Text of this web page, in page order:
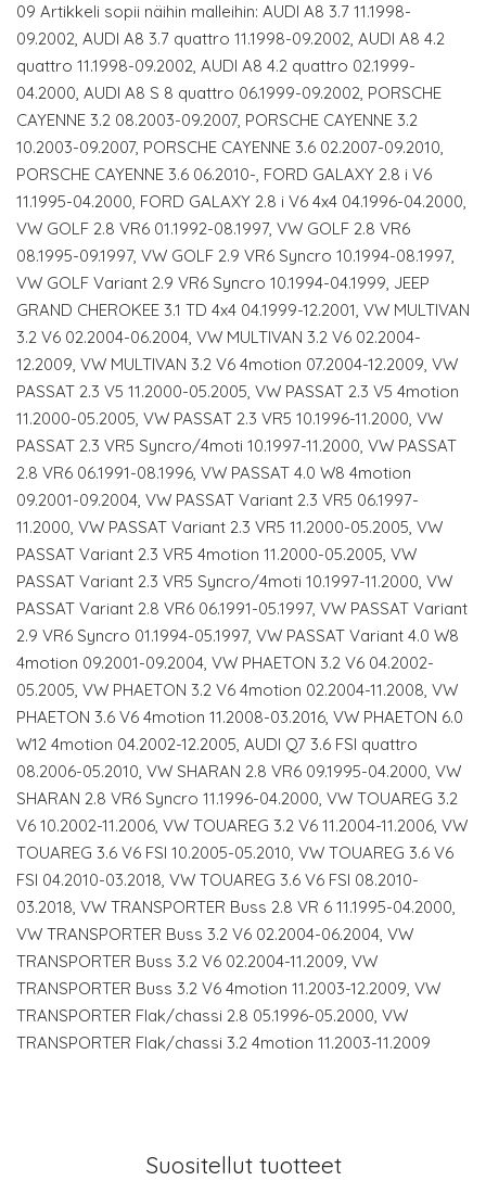
09 Artikkeli sopii näihin malleihin: AUDI A8 3.7 11.1998-
09.2002, AUDI A8 3.7 quattro 11.1998-09.2002, AUDI A8 4.2
quattro 11.1998-09.2002, AUDI A8 4.2 quattro 02.1999-
04.2000, AUDI A8 S 8 quattro 06.1999-09.2002, PORSCHE
CAYENNE 3.2 08.2003-09.2007, PORSCHE CAYENNE 3.2
10.2003-09.2007, PORSCHE CAYENNE 3.6 02.2007-09.2010,
PORSCHE CAYENNE 3.6 06.2010-, FORD GALAXY 2.8 i V6
11.1995-04.2000, FORD GALAXY 2.8 i V6 4x4 04.1996-04.2000,
VW GOLF 2.8 VR6 01.1992-08.1997, VW GOLF 2.8 VR6
08.1995-09.1997, VW GOLF 2.9 VR6 Syncro 10.1994-08.1997,
VW GOLF Variant 2.9 VR6 Syncro 10.1994-04.1999, JEEP
GRAND CHEROKEE 3.1 TD 4x4 04.1999-12.2001, VW MULTIVAN
3.2 V6 02.2004-06.2004, VW MULTIVAN 3.2 V6 02.2004-
12.2009, VW MULTIVAN 3.2 V6 4motion 07.2004-12.2009, VW
PASSAT 2.3 V5 11.2000-05.2005, VW PASSAT 2.3 V5 4motion
11.2000-05.2005, VW PASSAT 2.3 VR5 10.1996-11.2000, VW
PASSAT 2.3 VR5 Syncro/4moti 10.1997-11.2000, VW PASSAT
2.8 VR6 06.1991-08.1996, VW PASSAT 4.0 W8 4motion
09.2001-09.2004, VW PASSAT Variant 2.3 VR5 06.1997-
11.2000, VW PASSAT Variant 2.3 VR5 11.2000-05.2005, VW
PASSAT Variant 2.3 VR5 4motion 11.2000-05.2005, VW
PASSAT Variant 2.3 VR5 Syncro/4moti 10.1997-11.2000, VW
PASSAT Variant 2.8 VR6 06.1991-05.1997, VW PASSAT Variant
2.9 VR6 Syncro 01.1994-05.1997, VW PASSAT Variant 4.0 W8
4motion 09.2001-09.2004, VW PHAETON 3.2 V6 04.2002-
05.2005, VW PHAETON 3.2 V6 4motion 02.2004-11.2008, VW
PHAETON 3.6 V6 4motion 11.2008-03.2016, VW PHAETON 6.0
W12 4motion 04.2002-12.2005, AUDI Q7 3.6 FSI quattro
08.2006-05.2010, VW SHARAN 2.8 VR6 09.1995-04.2000, VW
SHARAN 2.8 VR6 Syncro 11.1996-04.2000, VW TOUAREG 3.2
V6 10.2002-11.2006, VW TOUAREG 3.2 V6 11.2004-11.2006, VW
TOUAREG 3.6 V6 FSI 10.2005-05.2010, VW TOUAREG 3.6 V6
FSI 04.2010-03.2018, VW TOUAREG 3.6 V6 FSI 08.2010-
03.2018, VW TRANSPORTER Buss 2.8 VR 6 11.1995-04.2000,
VW TRANSPORTER Buss 3.2 V6 02.2004-06.2004, VW
TRANSPORTER Buss 3.2 V6 02.2004-11.2009, VW
TRANSPORTER Buss 3.2 V6 4motion 11.2003-12.2009, VW
TRANSPORTER Flak/chassi 2.8 05.1996-05.2000, VW
TRANSPORTER Flak/chassi 3.2 4motion 11.2003-11.2009
Suositellut tuotteet